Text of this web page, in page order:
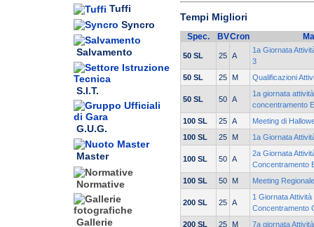
Tuffi
Syncro
Salvamento
S.I.T.
G.U.G.
Master
Normative
Gallerie
Tempi Migliori
Spec. BVCron
50 SL 25 A
1a Giornata
3
50 SL
25 M Qualificazioni
50 SL 50 A
1a giornata
concentramento E
100 SL
25 A
Meeting di
100 SL
25 M 1a Giornata
100 SL 50 A
2a Giornata
Concentramento
100 SL
50 M Meeting
200 SL 25 A
1 Giornata
Concentramento
200 SL
25 M 7a giornata